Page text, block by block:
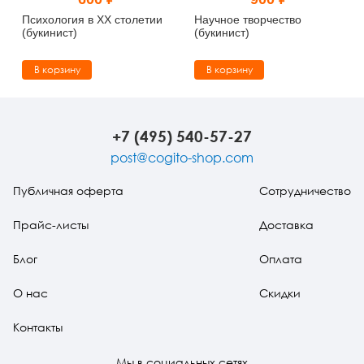
Тревожные расстройства, панические атаки
Психодрама
Психология труда и эргономика
Социальная и организационная психология
Психология в XX столетии
(букинист)
В корзину
Научное творчество
(букинист)
В корзину
+7 (495) 540-57-27
post@cogito-shop.com
Публичная оферта
Прайс-листы
Блог
О нас
Контакты
Сотрудничество
Доставка
Оплата
Скидки